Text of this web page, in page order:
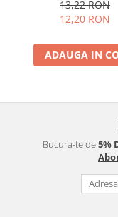
13,22 RON
12,20 RON
ADAUGA IN
Bucura-te de5%